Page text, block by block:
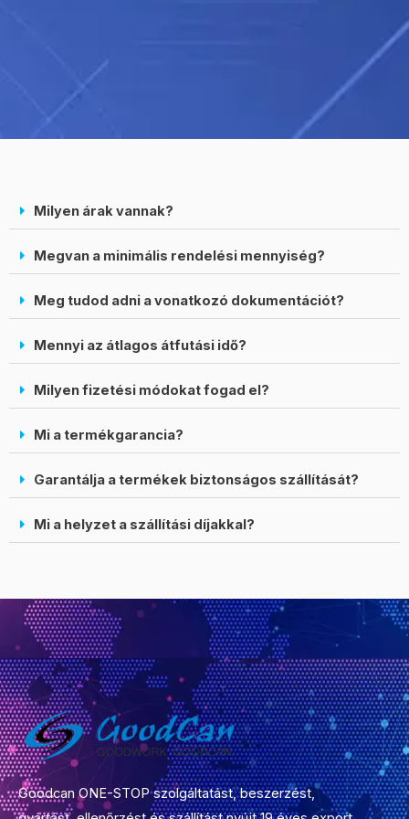
Milyen árak vannak?
Megvan a minimális rendelési mennyiség?
Meg tudod adni a vonatkozó dokumentációt?
Mennyi az átlagos átfutási idő?
Milyen fizetési módokat fogad el?
Mi a termékgarancia?
Garantálja a termékek biztonságos szállítását?
Mi a helyzet a szállítási díjakkal?
Goodcan ONE-STOP szolgáltatást, beszerzést,